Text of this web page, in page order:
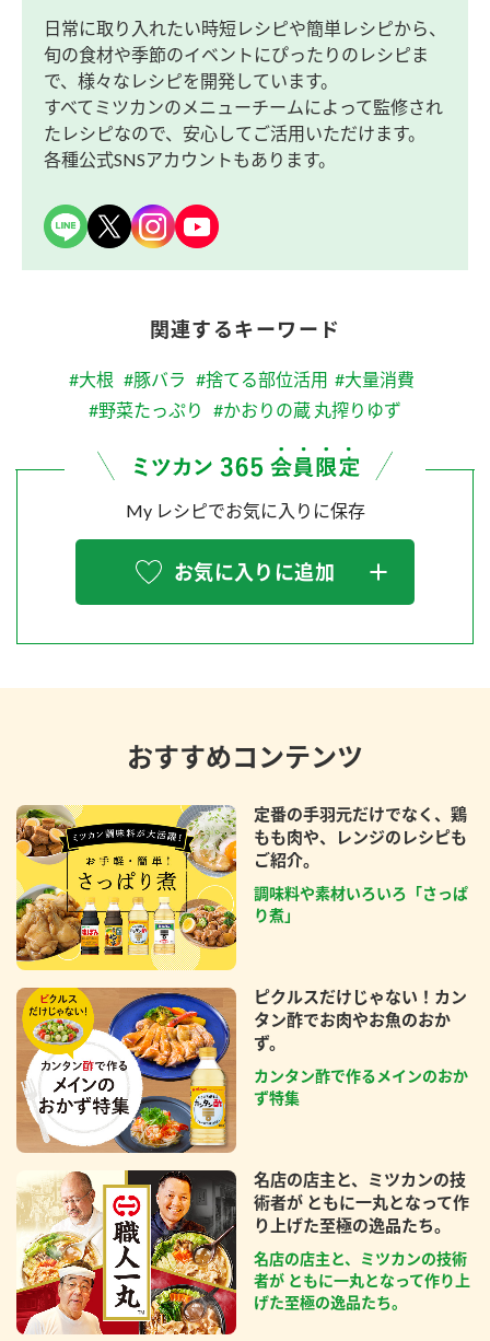
日常に取り入れたい時短レシピや簡単レシピから、
旬の食材や季節のイベントにぴったりのレシピま
で、様々なレシピを開発しています。
すべてミツカンのメニューチームによって監修され
たレシピなので、安心してご活用いただけます。
各種公式SNSアカウントもあります。
関連するキーワード
#大根 #豚バラ #捨てる部位活用 #大量消費
#野菜たっぷり
#かおりの蔵 丸搾りゆず
My レシピでお気に入りに保存
お気に入りに追加
おすすめコンテンツ
定番の手羽元だけでなく、鶏
もも肉や、レンジのレシピも
ご紹介。
調味料や素材いろいろ「さっぱ
り煮」
ピクルスだけじゃない！カン
タン酢でお肉やお魚のおか
ず。
カンタン酢で作るメインのおか
ず特集
名店の店主と、ミツカンの技
術者が ともに一丸となって作
り上げた至極の逸品たち。
名店の店主と、ミツカンの技術
者が ともに一丸となって作り上
げた至極の逸品たち。